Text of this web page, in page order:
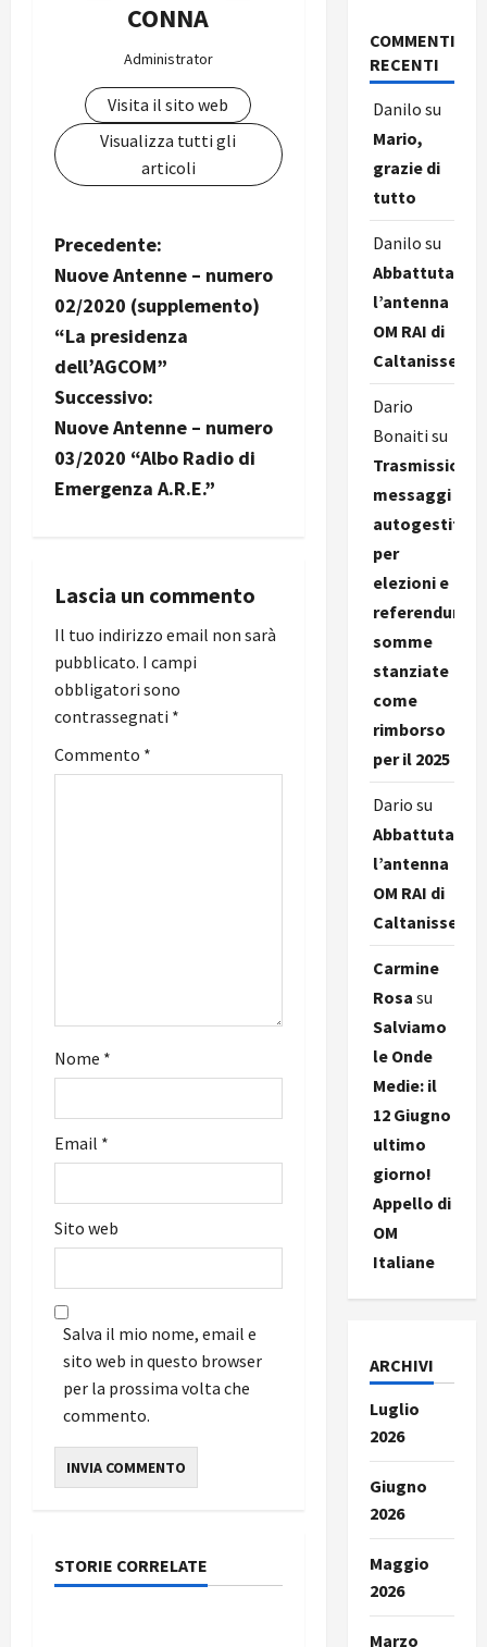
CONNA
Administrator
Visita il sito web
Visualizza tutti gli
articoli
N
a
v
i
g
a
o
n
e
a
l
o
Precedente:
Nuove Antenne – numero
02/2020 (supplemento)
“La presidenza
dell’AGCOM”
Successivo:
Nuove Antenne – numero
03/2020 “Albo Radio di
Emergenza A.R.E.”
Lascia un commento
Il tuo indirizzo email non sarà
pubblicato. I campi
obbligatori sono
contrassegnati *
Commento *
Nome *
Email *
Sito web
Salva il mio nome, email e
sito web in questo browser
per la prossima volta che
commento.
STORIE CORRELATE
COMMENTI
RECENTI
Danilo su
Mario,
grazie di
tutto
Danilo su
Abbattuta
l’antenna
OM RAI di
Caltanissetta
Dario
Bonaiti su
Trasmissione
messaggi
autogestiti
per
elezioni e
referendum,
somme
stanziate
come
rimborso
per il 2025
Dario su
Abbattuta
l’antenna
OM RAI di
Caltanissetta
Carmine
Rosa su
Salviamo
le Onde
Medie: il
12 Giugno
ultimo
giorno!
Appello di
OM
Italiane
ARCHIVI
Luglio
2026
Giugno
2026
Maggio
2026
Marzo